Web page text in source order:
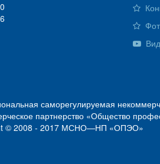
саморегулируемая
партнерство «Общество
© 2008 - 2017 МСНО—НП «ОПЭО»